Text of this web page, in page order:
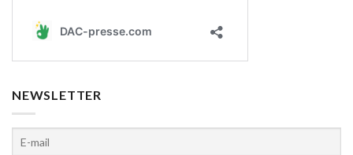
NEWSLETTER